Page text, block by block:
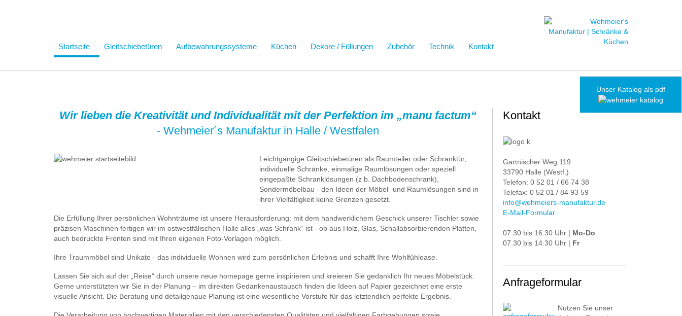
Startseite Gleitschiebetüren Aufbewahrungssysteme Küchen Dekore / Füllungen Zubehör Technik Kontakt
Wir lieben die Kreativität und Individualität mit der Perfektion im „manu factum“
- Wehmeier´s Manufaktur in Halle / Westfalen
Leichtgängige Gleitschiebetüren als Raumteiler oder Schranktür,
individuelle Schränke, einmalige Raumlösungen oder speziell
eingepaßte Schranklösungen (z b. Dachbodenschrank),
Sondermöbelbau - den Ideen der Möbel- und Raumlösungen sind in
ihrer Vielfältigkeit keine Grenzen gesetzt.
Die Erfüllung Ihrer persönlichen Wohnträume ist unsere Herausforderung: mit dem handwerklichem Geschick unserer Tischler sowie
präzisen Maschinen fertigen wir im ostwestfälischen Halle alles „was Schrank“ ist - ob aus Holz, Glas, Schallabsorbierenden Platten,
auch bedruckte Fronten sind mit Ihren eigenen Foto-Vorlagen möglich.
Ihre Traummöbel sind Unikate - das individuelle Wohnen wird zum persönlichen Erlebnis und schafft Ihre Wohlfühloase.
Lassen Sie sich auf der „Reise“ durch unsere neue homepage gerne inspirieren und kreieren Sie gedanklich Ihr neues Möbelstück.
Gerne unterstützten wir Sie in der Planung – im direkten Gedankenaustausch finden die Ideen auf Papier gezeichnet eine erste
visuelle Ansicht. Die Beratung und detailgenaue Planung ist eine wesentliche Vorstufe für das letztendlich perfekte Ergebnis.
Unser Katalog als pdf
Kontakt
Gartnischer Weg 119
33790 Halle (Westf.)
Telefon: 0 52 01 / 66 74 38
Telefax: 0 52 01 / 84 93 59
info@wehmeiers-manufaktur.de
E-Mail-Formular
07:30 bis 16.30 Uhr | Mo-Do
07.30 bis 14:30 Uhr | Fr
Anfrageformular
Nutzen Sie unser